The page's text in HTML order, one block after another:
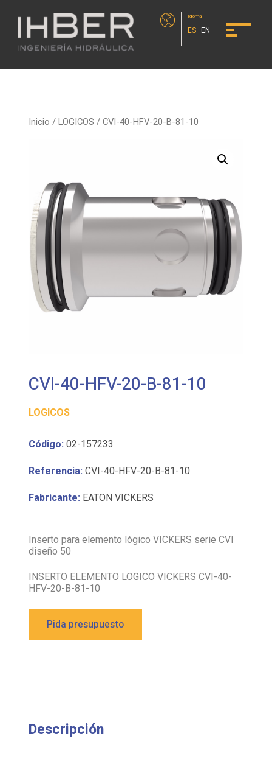
Idioma
ES EN
Inicio /LOGICOS / CVI-40-HFV-20-B-81-10
CVI-40-HFV-20-B-81-10
LOGICOS
Código: 02-157233
Referencia: CVI-40-HFV-20-B-81-10
Fabricante: EATON VICKERS
Inserto para elemento lógico VICKERS serie CVI
diseño 50
INSERTO ELEMENTO LOGICO VICKERS CVI-40-
HFV-20-B-81-10
Pida presupuesto
Descripción